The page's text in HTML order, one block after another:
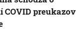
preukazov